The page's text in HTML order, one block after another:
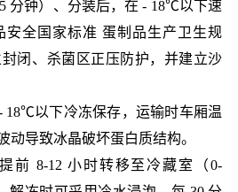
分钟）、分装后，在 - 18℃以下速
安全国家标准 蛋制品生产卫生规
闭、杀菌区正压防护，并建立沙
以下冷冻保存，运输时车厢温
导致冰晶破坏蛋白质结构。
前 8-12 小时转移至冷藏室（0-